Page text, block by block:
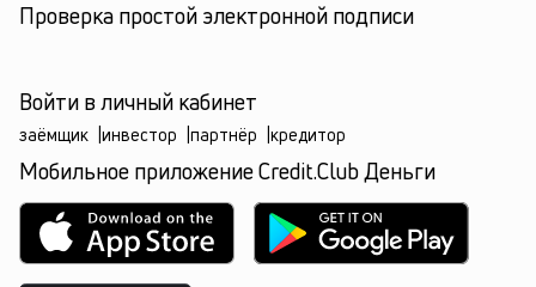
Проверка простой электронной подписи
Войти в личный кабинет
заёмщик инвестор партнёр кредитор
Мобильное приложение Credit.Club Деньги